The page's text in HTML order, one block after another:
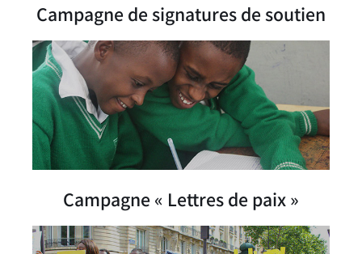
Campagne de signatures de soutien
Campagne « Lettres de paix »